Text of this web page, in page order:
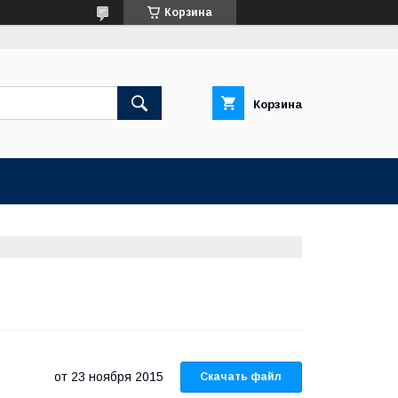
Корзина
Корзина
23 ноября 2015 Скачать файл